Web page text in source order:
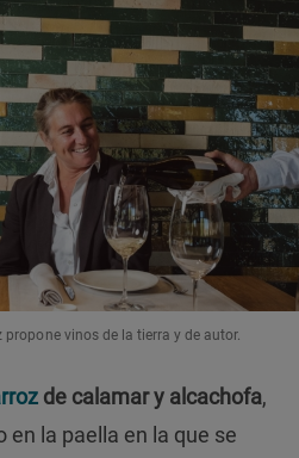
propone vinos de la tierra y de autor.
de calamar y alcachofa,
la paella en la que se